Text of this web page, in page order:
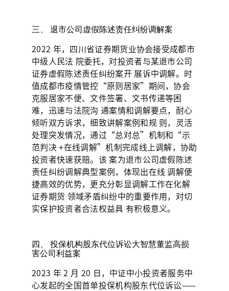
三、 退市公司虚假陈述责任纠纷调解案
2022 年，四川省证券期货业协会接受成都市
中级人民法 院委托，对投资者与某退市公司
证券虚假陈述责任纠纷案开 展诉中调解。时
值成都市疫情管控“原则居家”期间，协会
克服居家不便、文件签署、文书传递等困
难，迅速与法院沟 通案情和调解要点，耐心
倾听双方诉求，细致讲解案例和规 则，灵活
处理突发情况，通过“总对总”机制和“示
范判决 +在线调解”机制完成线上调解，协助
投资者快速获赔。该 案为退市公司虚假陈述
责任纠纷调解典型案例，体现出在线 调解便
捷高效的优势，更充分彰显调解工作在化解
证券期货 领域矛盾纠纷中的重要作用，对切
实保护投资者合法权益具 有积极意义。
四、 投保机构股东代位诉讼大智慧董监高损
害公司利益案
2023 年 2 月 20 日，中证中小投资者服务中
心发起的全国首单投保机构股东代位诉讼——